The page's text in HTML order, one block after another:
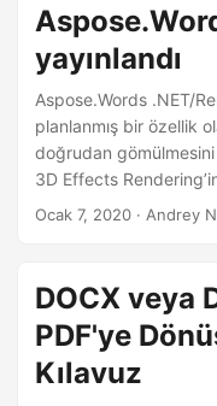
yayınlandı
Aspose.Words .NET/
planlanmış bir özellik
doğrudan gömülmesini
3D Effects
etmektedir. Ayrıca,
Ocak 7, 2020 · Andrey
DOCX veya
PDF'ye
Kılavuz